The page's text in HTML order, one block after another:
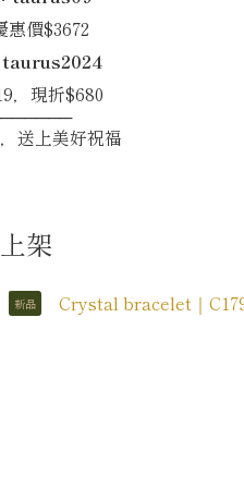
惠價$3672
taurus2024
，現折$680
送上美好祝福
架
新品